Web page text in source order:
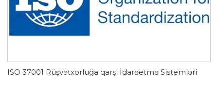
ISO 37001 Rüşvətxorluğa qarşı İdarəetmə Sistemləri